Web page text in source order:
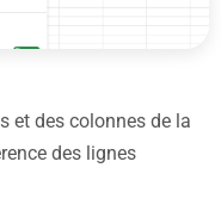
et des colonnes de la
des lignes